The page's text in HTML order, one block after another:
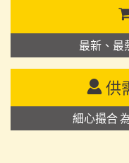
最新、最
供
細心撮合